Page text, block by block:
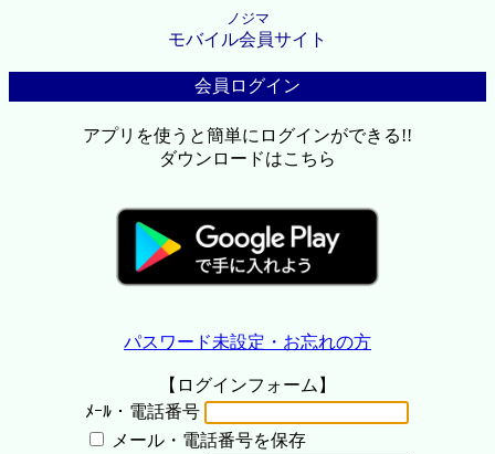
ノジマ
モバイル会員サイト
会員ログイン
アプリを使うと簡単にログインができる!!
ダウンロードはこちら
パスワード未設定・お忘れの方
【ログインフォーム】
ﾒｰﾙ・電話番号
メール・電話番号を保存